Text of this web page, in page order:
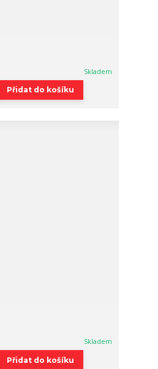
Skladem
Přidat do košíku
Skladem
Přidat do košíku